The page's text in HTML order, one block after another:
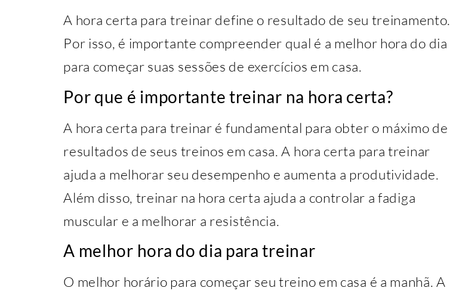
A hora certa para treinar define o resultado de seu treinamento.
Por isso, é importante compreender qual é a melhor hora do dia
para começar suas sessões de exercícios em casa.
Por que é importante treinar na hora certa?
A hora certa para treinar é fundamental para obter o máximo de
resultados de seus treinos em casa. A hora certa para treinar
ajuda a melhorar seu desempenho e aumenta a produtividade.
Além disso, treinar na hora certa ajuda a controlar a fadiga
muscular e a melhorar a resistência.
A melhor hora do dia para treinar
O melhor horário para começar seu treino em casa é a manhã. A